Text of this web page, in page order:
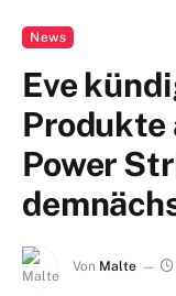
News
Eve
Produkte
Power
Von Malte